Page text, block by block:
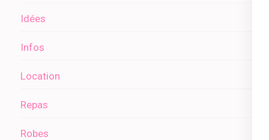
Idées
Infos
Location
Repas
Robes